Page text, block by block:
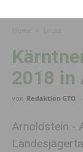
2018 in
von Redaktion GTO -
Arnoldstein -